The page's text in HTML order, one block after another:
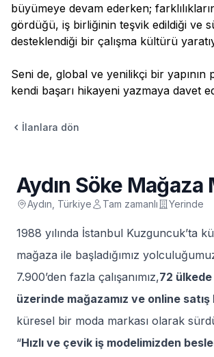
büyümeye devam ederken;
gördüğü, iş birliğinin teşvik edildiği ve
desteklendiği bir çalışma kültürü
Seni de, global ve yenilikçi bir yapının
kendi başarı hikayeni yazmaya davet
İlanlara dön
Aydın Söke Mağaza
Aydın, Türkiye Tam zamanlı Yerinde
1988 yılında İstanbul Kuzguncuk’ta
mağaza ile başladığımız
7.900’den fazla çalışanımız,72 ülkede
üzerinde mağazamız ve online satış
küresel bir moda markası olarak
“Hızlı ve çevik iş modelimizden